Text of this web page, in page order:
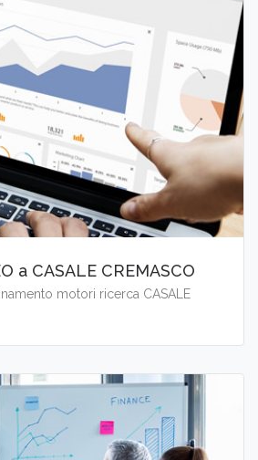
a CASALE CREMASCO
motori ricerca CASALE